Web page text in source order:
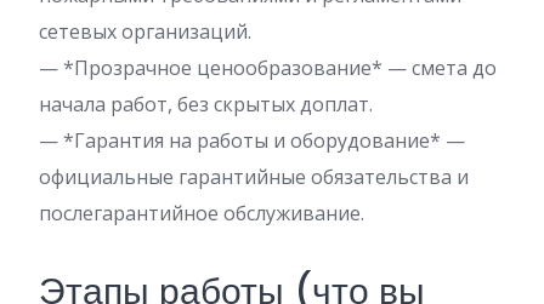
сетевых организаций.
— *Прозрачное ценообразование* — смета до
начала работ, без скрытых доплат.
— *Гарантия на работы и оборудование* —
официальные гарантийные обязательства и
послегарантийное обслуживание.
Этапы работы (что вы